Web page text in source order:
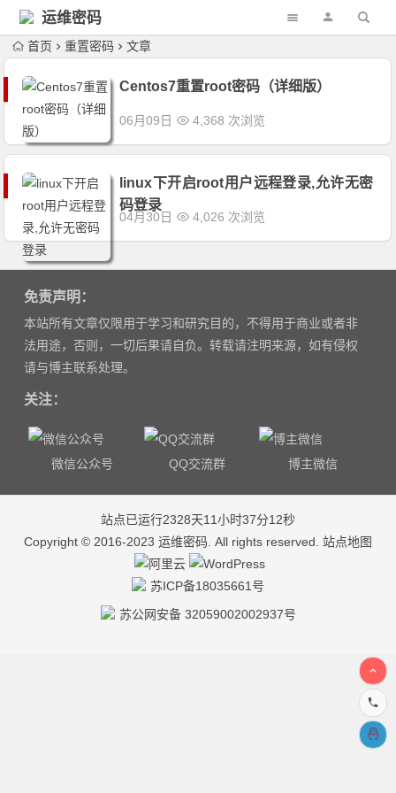
运维密码
首页 重置密码 文章
Centos7重置root密码（详细版）
06月09日 4,368 次浏览
linux下开启root用户远程登录,允许无密
码登录
04月30日 4,026 次浏览
免责声明：
本站所有文章仅限用于学习和研究目的，不得用于商业或者非
法用途，否则，一切后果请自负。转载请注明来源，如有侵权
请与博主联系处理。
关注：
微信公众号 QQ交流群 博主微信
站点已运行2328天11小时37分12秒
Copyright © 2016-2023 运维密码 . All rights reserved. 站点地图
苏ICP备18035661号
苏公网安备 32059002002937号